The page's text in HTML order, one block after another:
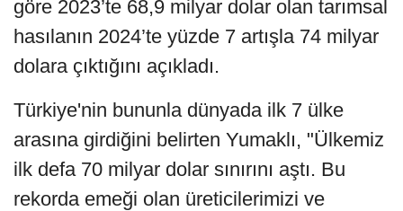
göre 2023’te 68,9 milyar dolar olan tarımsal
hasılanın 2024’te yüzde 7 artışla 74 milyar
dolara çıktığını açıkladı.
Türkiye'nin bununla dünyada ilk 7 ülke
arasına girdiğini belirten Yumaklı, "Ülkemiz
ilk defa 70 milyar dolar sınırını aştı. Bu
rekorda emeği olan üreticilerimizi ve